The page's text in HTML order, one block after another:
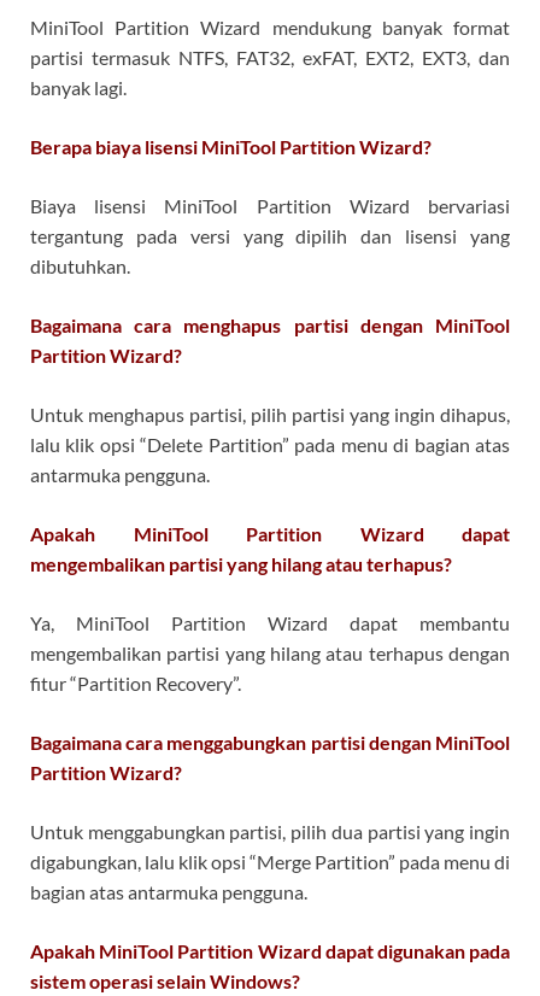
MiniTool Partition Wizard mendukung banyak format
partisi termasuk NTFS, FAT32, exFAT, EXT2, EXT3, dan
banyak lagi.
Berapa biaya lisensi MiniTool Partition Wizard?
Biaya lisensi MiniTool Partition Wizard bervariasi
tergantung pada versi yang dipilih dan lisensi yang
dibutuhkan.
Bagaimana cara menghapus partisi dengan MiniTool
Partition Wizard?
Untuk menghapus partisi, pilih partisi yang ingin dihapus,
lalu klik opsi “Delete Partition” pada menu di bagian atas
antarmuka pengguna.
Apakah MiniTool Partition Wizard dapat
mengembalikan partisi yang hilang atau terhapus?
Ya, MiniTool Partition Wizard dapat membantu
mengembalikan partisi yang hilang atau terhapus dengan
fitur “Partition Recovery”.
Bagaimana cara menggabungkan partisi dengan MiniTool
Partition Wizard?
Untuk menggabungkan partisi, pilih dua partisi yang ingin
digabungkan, lalu klik opsi “Merge Partition” pada menu di
bagian atas antarmuka pengguna.
Apakah MiniTool Partition Wizard dapat digunakan pada
sistem operasi selain Windows?